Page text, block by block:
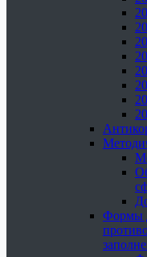
Формы